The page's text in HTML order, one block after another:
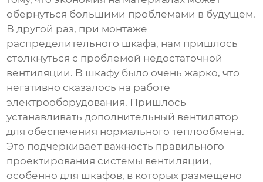
обернуться большими проблемами в будущем.
В другой раз, при монтаже
распределительного шкафа, нам пришлось
столкнуться с проблемой недостаточной
вентиляции. В шкафу было очень жарко, что
негативно сказалось на работе
электрооборудования. Пришлось
устанавливать дополнительный вентилятор
для обеспечения нормального теплообмена.
Это подчеркивает важность правильного
проектирования системы вентиляции,
особенно для шкафов, в которых размещено